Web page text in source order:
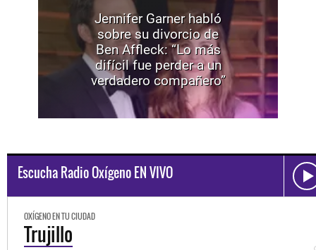
Jennifer Garner habló
sobre su divorcio de
Ben Affleck: “Lo más
difícil fue perder a un
verdadero compañero”
Escucha Radio Oxígeno EN VIVO
OXÍGENO EN TU CIUDAD
Trujillo